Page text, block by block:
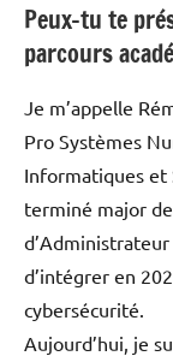
Peux-tu te
parcours
Je m’appelle
Pro Systèmes
Informatiques et
terminé major
d’intégrer en
cybersécurité.
Aujourd’hui, je